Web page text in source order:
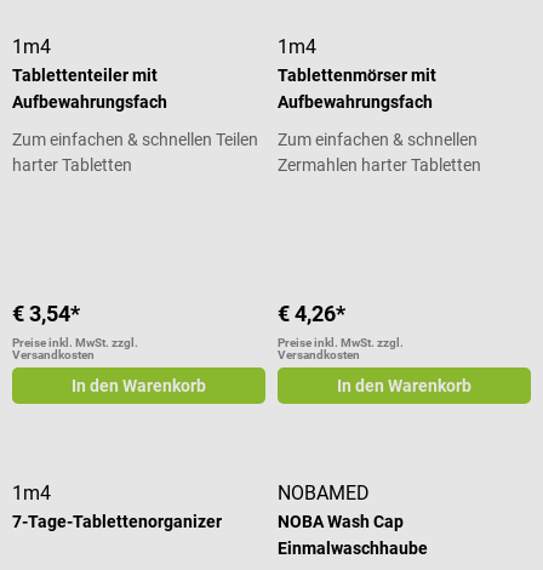
1m4
Tablettenteiler mit
Aufbewahrungsfach
Zum einfachen & schnellen Teilen
harter Tabletten
€ 3,54*
Preise inkl. MwSt. zzgl.
Versandkosten
In den Warenkorb
1m4
Tablettenmörser mit
Aufbewahrungsfach
Zum einfachen & schnellen
Zermahlen harter Tabletten
€ 4,26*
Preise inkl. MwSt. zzgl.
Versandkosten
In den Warenkorb
1m4
7-Tage-Tablettenorganizer
NOBAMED
NOBA Wash Cap
Einmalwaschhaube